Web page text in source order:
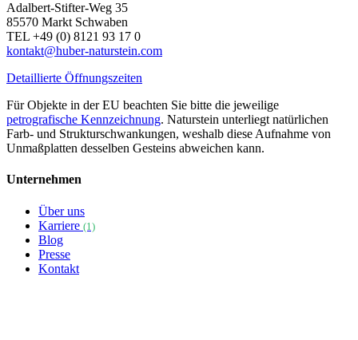
Adalbert-Stifter-Weg 35
85570 Markt Schwaben
TEL +49 (0) 8121 93 17 0
kontakt@huber-naturstein.com
Detaillierte Öffnungszeiten
Für Objekte in der EU beachten Sie bitte die jeweilige
petrografische Kennzeichnung. Naturstein unterliegt natürlichen
Farb- und Strukturschwankungen, weshalb diese Aufnahme von
Unmaßplatten desselben Gesteins abweichen kann.
Unternehmen
Über uns
Karriere (1)
Blog
Presse
Kontakt